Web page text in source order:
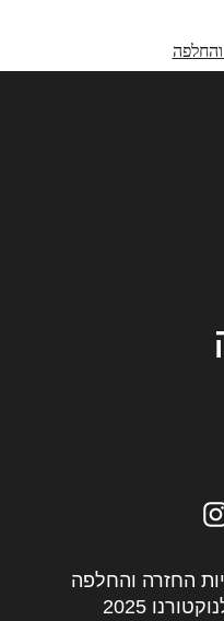
והחלפה
החזרה והחלפה
2025
Instagram